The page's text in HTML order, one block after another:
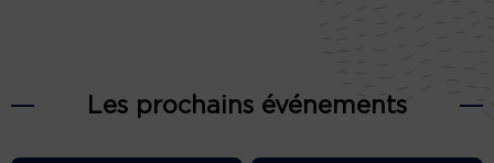
Les prochains événements